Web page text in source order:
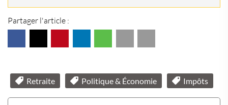
Partager l'article :
Retraite Politique & Économie Impôts